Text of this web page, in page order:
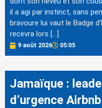
il a agi par instinct, sans
bravoure lui vaut le Badge
recevra lors […]
9 août 2026 05:05
Jamaïque :
d’urgence